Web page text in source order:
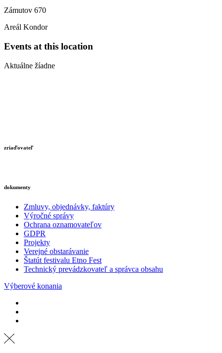
Zámutov 670
Areál Kondor
Events at this location
Aktuálne žíadne
zriaďovateľ
dokumenty
Zmluvy, objednávky, faktúry
Výročné správy
Ochrana oznamovateľov
GDPR
Projekty
Verejné obstarávanie
Štatút festivalu Etno Fest
Technický prevádzkovateľ a správca obsahu
Výberové konania